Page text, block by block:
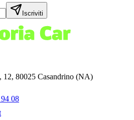
Iscriviti
80025 Casandrino (NA)
08